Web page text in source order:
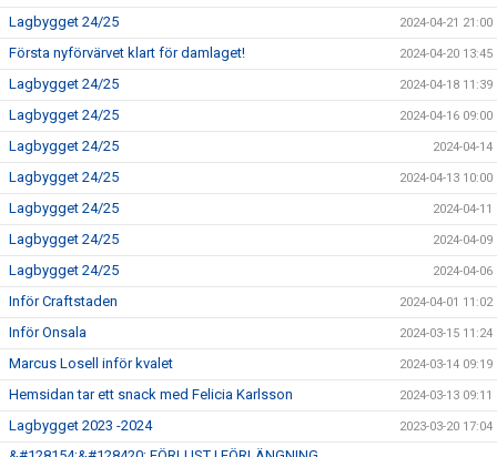
Lagbygget 24/25 2024-04-21 21:00
Första nyförvärvet klart för damlaget! 2024-04-20 13:45
Lagbygget 24/25 2024-04-18 11:39
Lagbygget 24/25 2024-04-16 09:00
Lagbygget 24/25 2024-04-14
Lagbygget 24/25 2024-04-13 10:00
Lagbygget 24/25 2024-04-11
Lagbygget 24/25 2024-04-09
Lagbygget 24/25 2024-04-06
Inför Craftstaden 2024-04-01 11:02
Inför Onsala 2024-03-15 11:24
Marcus Losell inför kvalet 2024-03-14 09:19
Hemsidan tar ett snack med Felicia Karlsson 2024-03-13 09:11
Lagbygget 2023 -2024 2023-03-20 17:04